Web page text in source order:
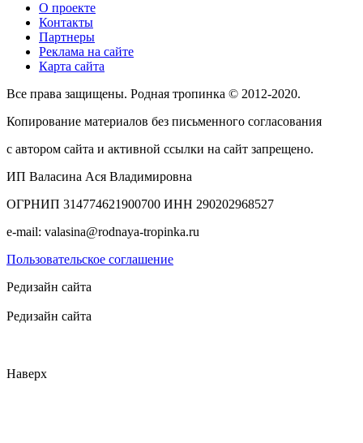
О проекте
Контакты
Партнеры
Реклама на сайте
Карта сайта
Все права защищены. Родная тропинка © 2012-2020.
Копирование материалов без письменного согласования
с автором сайта и активной ссылки на сайт запрещено.
ИП Валасина Ася Владимировна
ОГРНИП 314774621900700 ИНН 290202968527
e-mail: valasina@rodnaya-tropinka.ru
Пользовательское соглашение
Редизайн сайта
Редизайн сайта
Наверх